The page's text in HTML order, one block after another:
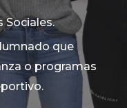
Sociales.
que
o programas